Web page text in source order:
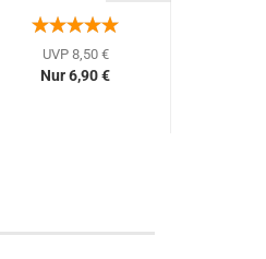
Revoltage...
UVP 8,50 €
Nur 6,90 €